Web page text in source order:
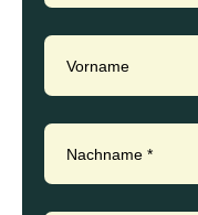
Vorname
Nachname *